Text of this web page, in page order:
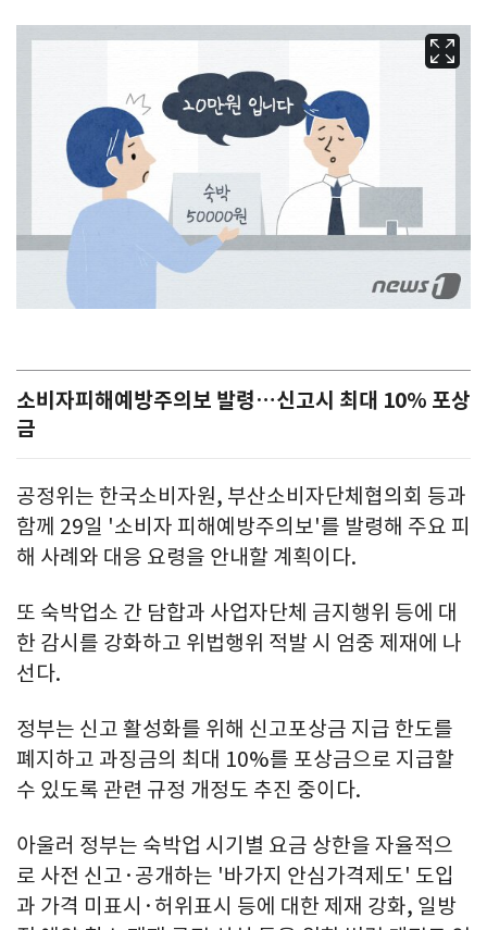
소비자피해예방주의보 발령…신고시 최대 10% 포상
금
공정위는 한국소비자원, 부산소비자단체협의회 등과
함께 29일 '소비자 피해예방주의보'를 발령해 주요 피
해 사례와 대응 요령을 안내할 계획이다.
또 숙박업소 간 담합과 사업자단체 금지행위 등에 대
한 감시를 강화하고 위법행위 적발 시 엄중 제재에 나
선다.
정부는 신고 활성화를 위해 신고포상금 지급 한도를
폐지하고 과징금의 최대 10%를 포상금으로 지급할
수 있도록 관련 규정 개정도 추진 중이다.
아울러 정부는 숙박업 시기별 요금 상한을 자율적으
로 사전 신고·공개하는 '바가지 안심가격제도' 도입
과 가격 미표시·허위표시 등에 대한 제재 강화, 일방